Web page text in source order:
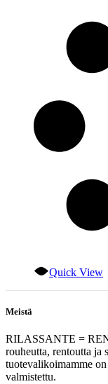
Quick View
Meistä
RILASSANTE =
rouheutta, rentoutta
tuotevalikoimamme
valmistettu.